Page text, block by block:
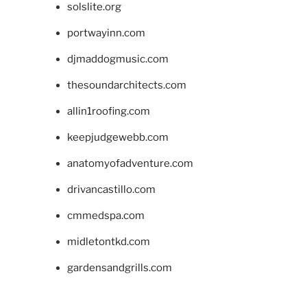
solslite.org
portwayinn.com
djmaddogmusic.com
thesoundarchitects.com
allin1roofing.com
keepjudgewebb.com
anatomyofadventure.com
drivancastillo.com
cmmedspa.com
midletontkd.com
gardensandgrills.com